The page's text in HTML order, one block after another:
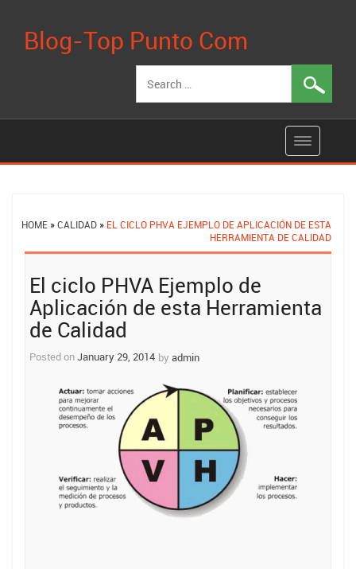
Blog-Top Punto Com
for:
HOME »CALIDAD » EL CICLO PHVA EJEMPLO DE APLICACIÓN DE ESTA
HERRAMIENTA DE CALIDAD
El ciclo PHVA Ejemplo de
Aplicación de esta Herramienta
de Calidad
Posted onJanuary 29, 2014 by admin
navigation